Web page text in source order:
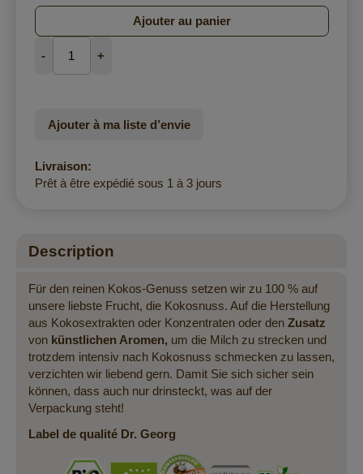
Ajouter au panier
- +
Ajouter à ma liste d’envie
Livraison:
Prêt à être expédié sous 1 à 3 jours
Description
Für den reinen Kokos-Genuss setzen wir zu 100 % auf
unsere liebste Frucht, die Kokosnuss. Auf die Herstellung
aus Kokosextrakten oder Konzentraten oder den Zusatz
von künstlichen Aromen, um die Milch zu strecken und
trotzdem intensiv nach Kokosnuss schmecken zu lassen,
verzichten wir liebend gern. Damit Sie sich sicher sein
können, dass auch nur drinsteckt, was auf der
Verpackung steht!
Label de qualité Dr. Georg